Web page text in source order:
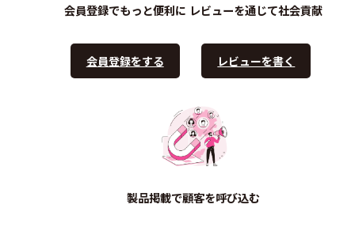
会員登録でもっと便利に
会員登録をする
レビューを通じて社会貢献
レビューを書く
製品掲載で顧客を呼び込む